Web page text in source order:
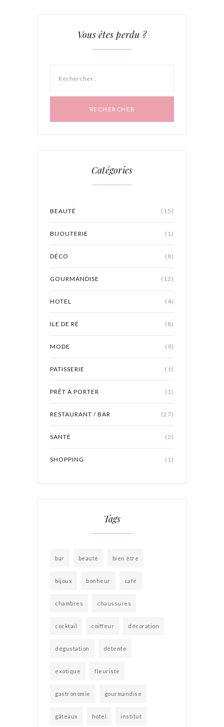
Vous êtes perdu ?
Rechercher :
Catégories
BEAUTÉ (15)
BIJOUTERIE (1)
DÉCO (8)
GOURMANDISE (12)
HOTEL (4)
ILE DE RÉ (8)
MODE (9)
PATISSERIE (1)
PRÊT À PORTER (1)
RESTAURANT / BAR (27)
SANTÉ (2)
SHOPPING (1)
Tags
bar beauté bien être
bijoux bonheur café
chambres chaussures
cocktail coiffeur décoration
dégustation détente
exotique fleuriste
gastronomie gourmandise
gâteaux hotel institut